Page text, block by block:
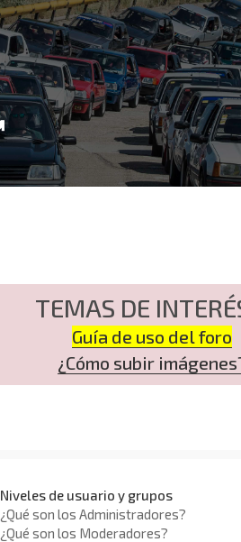
TEMAS DE
Guía de uso del foro
¿Cómo subir
Niveles de usuario y grupos
¿Qué son los Administradores?
¿Qué son los Moderadores?